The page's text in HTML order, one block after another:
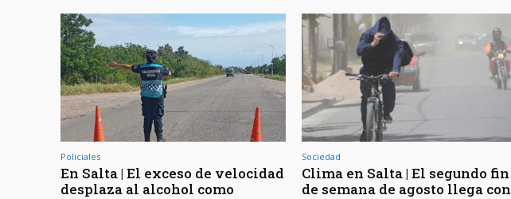
Policiales
En Salta | El exceso de velocidad
desplaza al alcohol como
Sociedad
Clima en Salta | El segundo fin
de semana de agosto llega con